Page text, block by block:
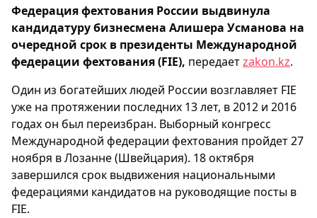
Федерация фехтования России выдвинула
кандидатуру бизнесмена Алишера Усманова на
очередной срок в президенты Международной
федерации фехтования (FIE), передаетzakon.kz.
Один из богатейших людей России возглавляет FIE
уже на протяжении последних 13 лет, в 2012 и 2016
годах он был переизбран. Выборный конгресс
Международной федерации фехтования пройдет 27
ноября в Лозанне (Швейцария). 18 октября
завершился срок выдвижения национальными
федерациями кандидатов на руководящие посты в
FIE.